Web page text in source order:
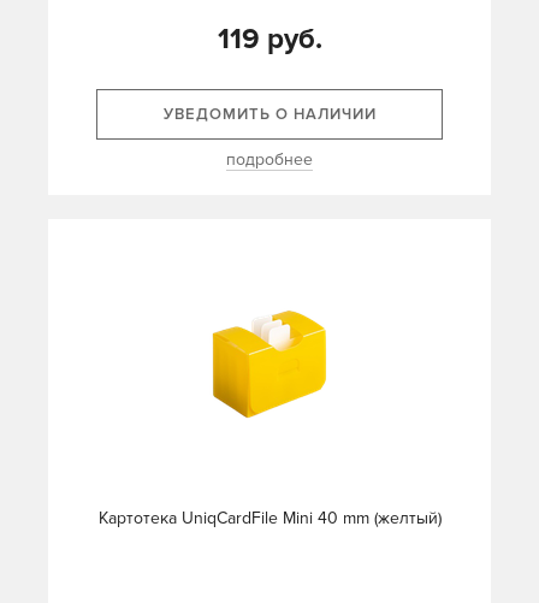
119 руб.
УВЕДОМИТЬ О НАЛИЧИИ
подробнее
Картотека UniqCardFile Mini 40 mm (желтый)